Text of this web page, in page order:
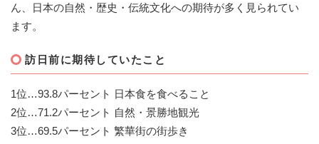
ん、日本の自然・歴史・伝統文化への期待が多く見られてい
ます。
訪日前に期待していたこと
1位…93.8パーセント 日本食を食べること
2位…71.2パーセント 自然・景勝地観光
3位…69.5パーセント 繁華街の街歩き